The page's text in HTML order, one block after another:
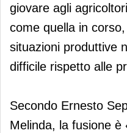
giovare agli
come quella in
situazioni produttive
difficile rispetto alle
Secondo Ernesto
Melinda, la fusione